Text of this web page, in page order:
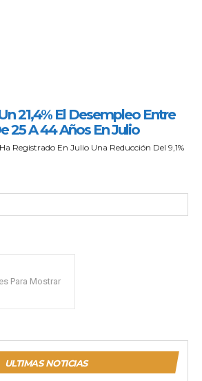
21,4% El Desempleo Entre
25 A 44 Años En Julio
Registrado En Julio Una Reducción Del 9,1%
Para Mostrar
ULTIMAS NOTICIAS